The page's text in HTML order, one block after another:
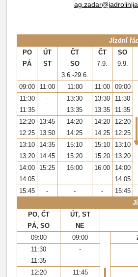
Jízdní řád
PO
PÁ
ÚT
ST
ČT
SO
3.6.-29.6.
ČT
7.9.
SO
9.9.
09:00 11:00 11:00 11:00 09:00
11:30
11:35
-
13:30
13:35
13:30
13:35
11:30
11:35
12:20
12:25
13:45
13:50
14:20
14:25
14:20
14:25
12:20
12:25
13:10
13:20
14:35
14:45
15:10
15:20
15:10
15:20
13:10
13:20
14:00
14:05
15:25 16:00 16:00
14:00
14:05
15:45 - - - 15:45
PO, ČT
PÁ, SO
ÚT, ST
NE
09:00
09:00
11:30
11:35
-
12:20
11:45